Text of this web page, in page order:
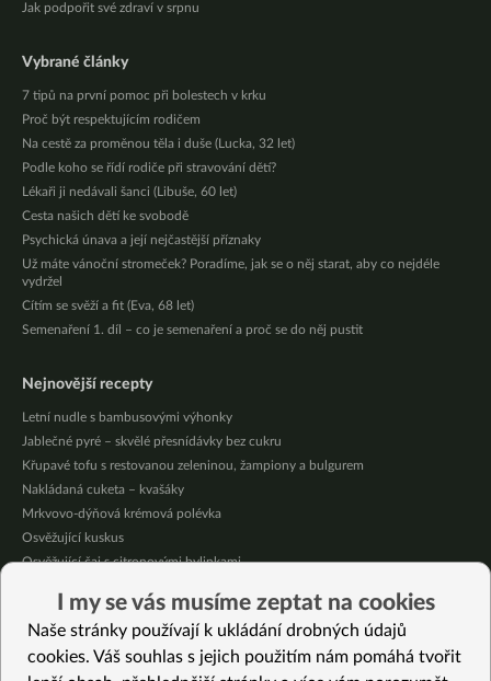
Jak podpořit své zdraví v srpnu
Vybrané články
7 tipů na první pomoc při bolestech v krku
Proč být respektujícím rodičem
Na cestě za proměnou těla i duše (Lucka, 32 let)
Podle koho se řídí rodiče při stravování dětí?
Lékaři ji nedávali šanci (Libuše, 60 let)
Cesta našich dětí ke svobodě
Psychická únava a její nejčastější příznaky
Už máte vánoční stromeček? Poradíme, jak se o něj starat, aby co nejdéle
vydržel
Cítím se svěží a fit (Eva, 68 let)
Semenaření 1. díl – co je semenaření a proč se do něj pustit
Nejnovější recepty
Letní nudle s bambusovými výhonky
Jablečné pyré – skvělé přesnídávky bez cukru
Křupavé tofu s restovanou zeleninou, žampiony a bulgurem
Nakládaná cuketa – kvašáky
Mrkvovo-dýňová krémová polévka
Osvěžující kuskus
Osvěžující čaj s citronovými bylinkami
Čokoládové muffiny s mangovým krémem
Meruňky a jablka v citrónovém želé
I my se vás musíme zeptat na cookies
Naše stránky používají k ukládání drobných údajů
cookies. Váš souhlas s jejich použitím nám pomáhá tvořit